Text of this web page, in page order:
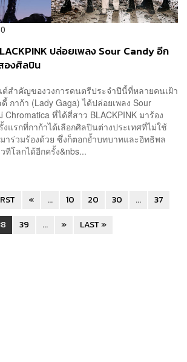
ปล่อยเพลง Sour Candy อีก
องศิลปิน
สำคัญของวงการดนตรีประจำปีนี้ที่หลายคนเฝ้า
กาก้า (Lady Gaga) ได้ปล่อยเพลง Sour
ที่ได้สี่สาว BLACKPINK มาร้อง
แรกที่กาก้าได้เลือกศิลปินต่างประเทศที่ไม่ใช้
าร่วมร้องด้วย ซึ่งก็ตอกย้ำบทบาทและอิทธิพล
ทีโลกได้อีกครั้ง&nbs...
« ... 10 20 30 ...
37
39 ... » LAST »